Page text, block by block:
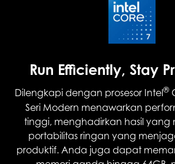
Run Efficiently, Stay
Dilengkapi dengan prosesor Intel®
Seri Modern menawarkan
tinggi, menghadirkan hasil yang
portabilitas ringan yang
produktif. Anda juga dapat